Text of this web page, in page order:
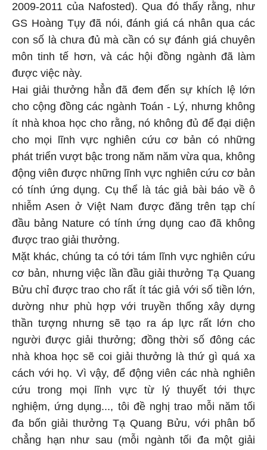
2009-2011 của Nafosted). Qua đó thấy rằng, như
GS Hoàng Tụy đã nói, đánh giá cá nhân qua các
con số là chưa đủ mà cần có sự đánh giá chuyên
môn tinh tế hơn, và các hội đồng ngành đã làm
được việc này.
Hai giải thưởng hẳn đã đem đến sự khích lệ lớn
cho cộng đồng các ngành Toán - Lý, nhưng không
ít nhà khoa học cho rằng, nó không đủ để đại diện
cho mọi lĩnh vực nghiên cứu cơ bản có những
phát triển vượt bậc trong năm năm vừa qua, không
động viên được những lĩnh vực nghiên cứu cơ bản
có tính ứng dụng. Cụ thể là tác giả bài báo về ô
nhiễm Asen ở Việt Nam được đăng trên tạp chí
đầu bảng Nature có tính ứng dụng cao đã không
được trao giải thưởng.
Mặt khác, chúng ta có tới tám lĩnh vực nghiên cứu
cơ bản, nhưng việc lần đầu giải thưởng Tạ Quang
Bửu chỉ được trao cho rất ít tác giả với số tiền lớn,
dường như phù hợp với truyền thống xây dựng
thần tượng nhưng sẽ tạo ra áp lực rất lớn cho
người được giải thưởng; đồng thời số đông các
nhà khoa học sẽ coi giải thưởng là thứ gì quá xa
cách với họ. Vì vậy, để động viên các nhà nghiên
cứu trong mọi lĩnh vực từ lý thuyết tới thực
nghiệm, ứng dụng..., tôi đề nghị trao mỗi năm tối
đa bốn giải thưởng Tạ Quang Bửu, với phân bố
chẳng hạn như sau (mỗi ngành tối đa một giải